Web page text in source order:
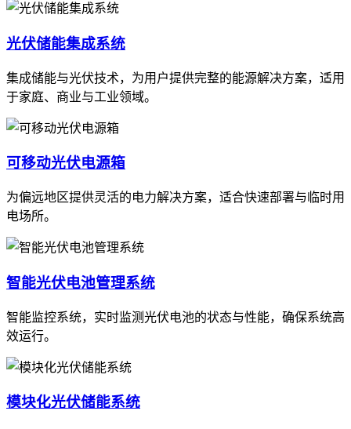
光伏储能集成系统
集成储能与光伏技术，为用户提供完整的能源解决方案，适用
于家庭、商业与工业领域。
可移动光伏电源箱
为偏远地区提供灵活的电力解决方案，适合快速部署与临时用
电场所。
智能光伏电池管理系统
智能监控系统，实时监测光伏电池的状态与性能，确保系统高
效运行。
模块化光伏储能系统